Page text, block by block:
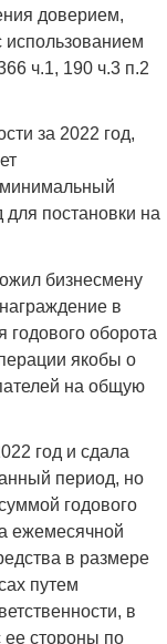
доверием,
ч.1, 190 ч.3 п.2
за 2022 год,
для постановки на
бизнесмену
в
оборота
якобы о
на общую
год и сдала
период, но
годового
ежемесячной
в размере
путем
в
ее стороны по